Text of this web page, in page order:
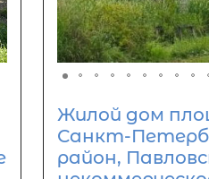
Жилой дом
Санкт-
район,